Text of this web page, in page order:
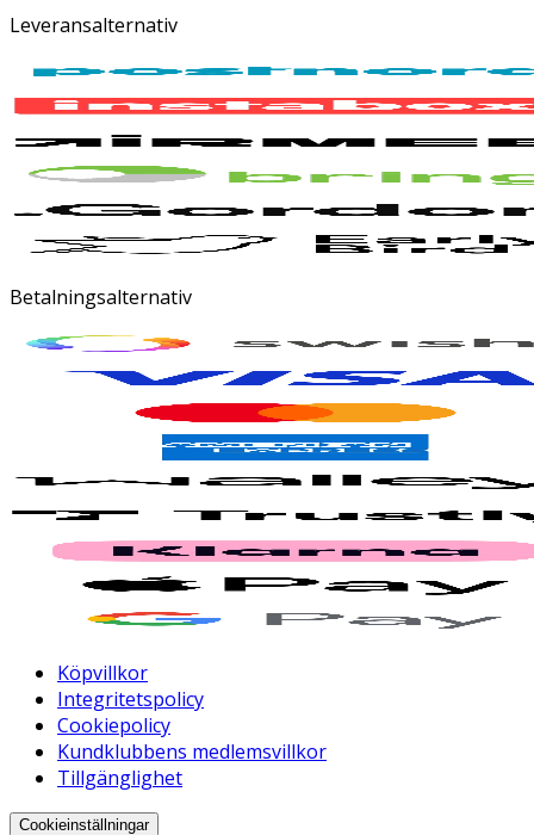
Leveransalternativ
Betalningsalternativ
Köpvillkor
Integritetspolicy
Cookiepolicy
Kundklubbens medlemsvillkor
Tillgänglighet
Cookieinställningar